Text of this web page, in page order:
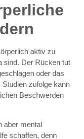
aktiv zu
sind. Der Rücken tut
oder das
zufolge kann
Beschwerden
aber mental
schaffen, denn